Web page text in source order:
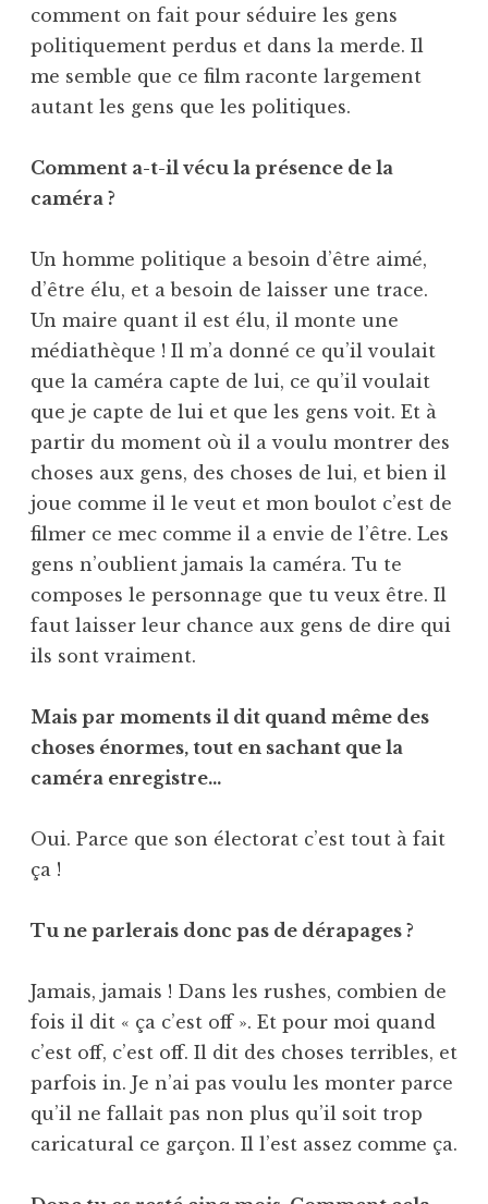
comment on fait pour séduire les gens
politiquement perdus et dans la merde. Il
me semble que ce film raconte largement
autant les gens que les politiques.
Comment a-t-il vécu la présence de la
caméra ?
Un homme politique a besoin d’être aimé,
d’être élu, et a besoin de laisser une trace.
Un maire quant il est élu, il monte une
médiathèque ! Il m’a donné ce qu’il voulait
que la caméra capte de lui, ce qu’il voulait
que je capte de lui et que les gens voit. Et à
partir du moment où il a voulu montrer des
choses aux gens, des choses de lui, et bien il
joue comme il le veut et mon boulot c’est de
filmer ce mec comme il a envie de l’être. Les
gens n’oublient jamais la caméra. Tu te
composes le personnage que tu veux être. Il
faut laisser leur chance aux gens de dire qui
ils sont vraiment.
Mais par moments il dit quand même des
choses énormes, tout en sachant que la
caméra enregistre…
Oui. Parce que son électorat c’est tout à fait
ça !
Tu ne parlerais donc pas de dérapages ?
Jamais, jamais ! Dans les rushes, combien de
fois il dit « ça c’est off ». Et pour moi quand
c’est off, c’est off. Il dit des choses terribles, et
parfois in. Je n’ai pas voulu les monter parce
qu’il ne fallait pas non plus qu’il soit trop
caricatural ce garçon. Il l’est assez comme ça.